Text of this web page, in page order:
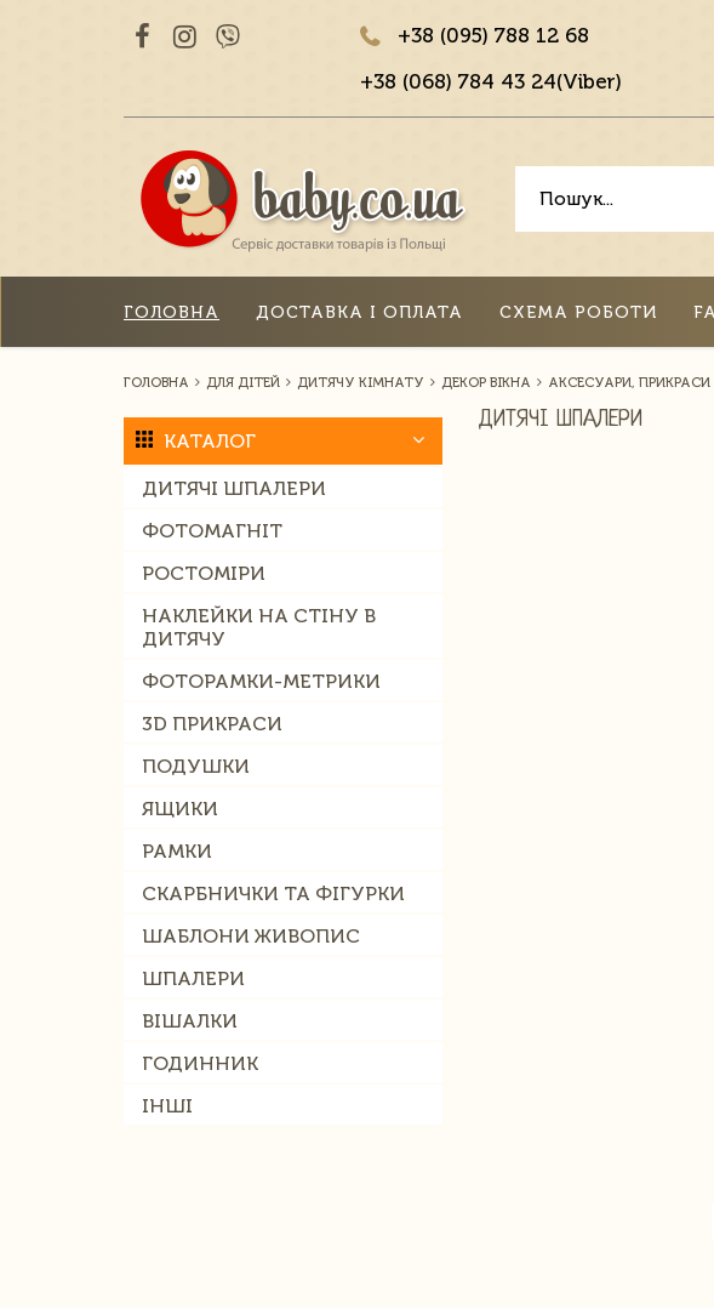
+38 (095) 788 12 68
+38 (068) 784 43 24(Viber)
ГОЛОВНА ДОСТАВКА І ОПЛАТА СХЕМА РОБОТИ
ГОЛОВНА ДЛЯ ДІТЕЙ ДИТЯЧУ КІМНАТУ ДЕКОР ВІКНА АКСЕСУАРИ, ПРИКРАСИ
КАТАЛОГ
ДИТЯЧІ ШПАЛЕРИ
ФОТОМАГНІТ
РОСТОМІРИ
НАКЛЕЙКИ НА СТІНУ В
ДИТЯЧУ
ФОТОРАМКИ-МЕТРИКИ
3D ПРИКРАСИ
ПОДУШКИ
ЯЩИКИ
РАМКИ
СКАРБНИЧКИ ТА ФІГУРКИ
ШАБЛОНИ ЖИВОПИС
ШПАЛЕРИ
ВІШАЛКИ
ГОДИННИК
ІНШІ
ДИТЯЧІ ШПАЛЕРИ